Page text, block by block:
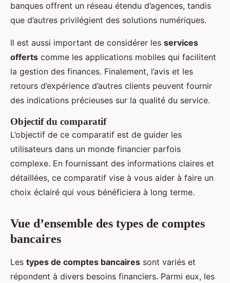
banques offrent un réseau étendu d’agences, tandis
que d’autres privilégient des solutions numériques.
Il est aussi important de considérer les services
offerts comme les applications mobiles qui facilitent
la gestion des finances. Finalement, l’avis et les
retours d’expérience d’autres clients peuvent fournir
des indications précieuses sur la qualité du service.
Objectif du comparatif
L’objectif de ce comparatif est de guider les
utilisateurs dans un monde financier parfois
complexe. En fournissant des informations claires et
détaillées, ce comparatif vise à vous aider à faire un
choix éclairé qui vous bénéficiera à long terme.
Vue d’ensemble des types de comptes
bancaires
Les types de comptes bancaires sont variés et
répondent à divers besoins financiers. Parmi eux, les